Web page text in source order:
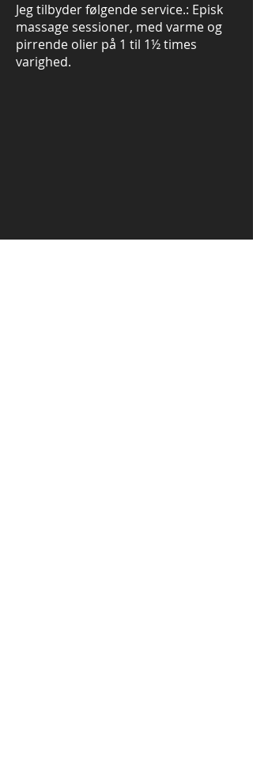
Jeg tilbyder følgende service.: Episk
massage sessioner, med varme og
pirrende olier på 1 til 1½ times
varighed.